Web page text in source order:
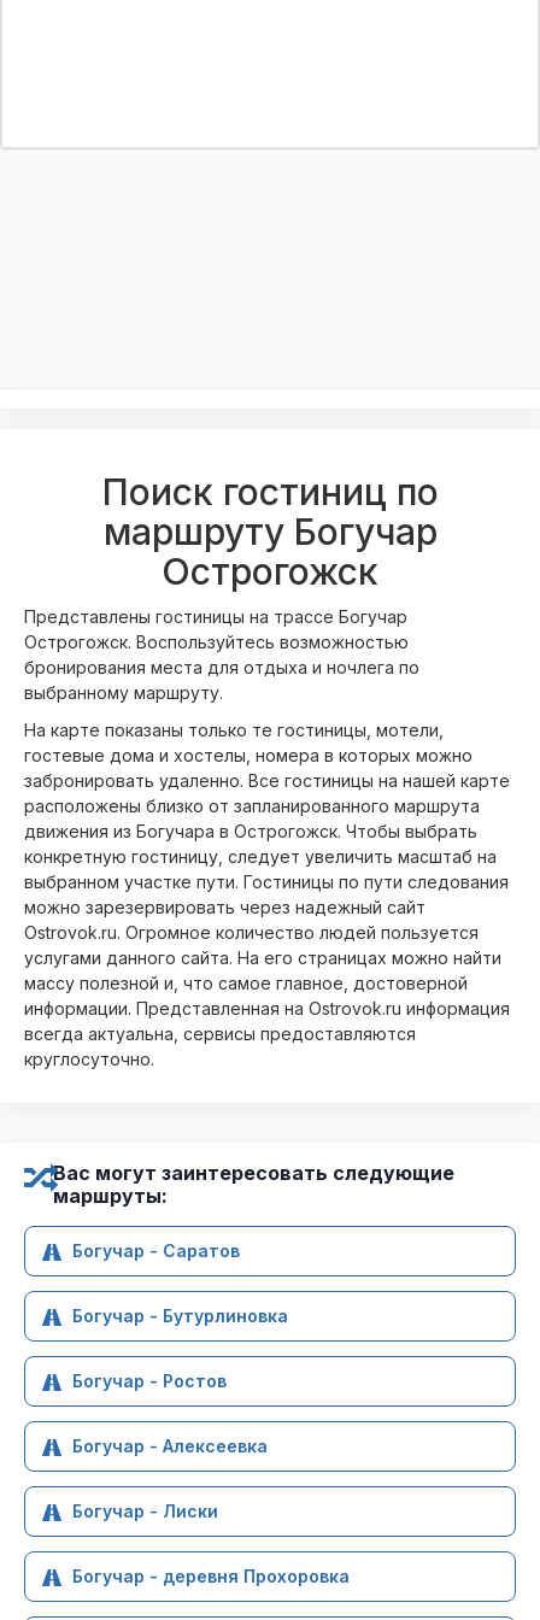
Поиск гостиниц по
маршруту Богучар
Острогожск
Представлены гостиницы на трассе Богучар
Острогожск. Воспользуйтесь возможностью
бронирования места для отдыха и ночлега по
выбранному маршруту.
На карте показаны только те гостиницы, мотели,
гостевые дома и хостелы, номера в которых можно
забронировать удаленно. Все гостиницы на нашей карте
расположены близко от запланированного маршрута
движения из Богучара в Острогожск. Чтобы выбрать
конкретную гостиницу, следует увеличить масштаб на
выбранном участке пути. Гостиницы по пути следования
можно зарезервировать через надежный сайт
Ostrovok.ru. Огромное количество людей пользуется
услугами данного сайта. На его страницах можно найти
массу полезной и, что самое главное, достоверной
информации. Представленная на Ostrovok.ru информация
всегда актуальна, сервисы предоставляются
круглосуточно.
Вас могут заинтересовать следующие
маршруты:
Богучар - Саратов
Богучар - Бутурлиновка
Богучар - Ростов
Богучар - Алексеевка
Богучар - Лиски
Богучар - деревня Прохоровка